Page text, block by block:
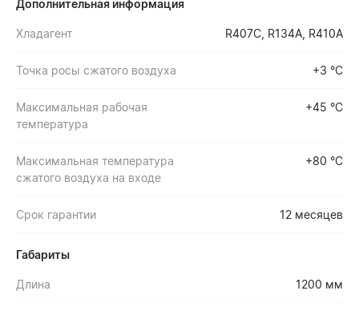
Дополнительная информация
Хладагент R407C, R134A, R410A
Точка росы сжатого воздуха +3 °С
Максимальная рабочая
температура
+45 °С
Максимальная температура
сжатого воздуха на входе
+80 °С
Срок гарантии 12 месяцев
Габариты
Длина 1200 мм